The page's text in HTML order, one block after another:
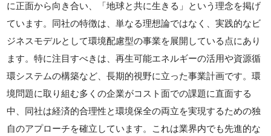
に正面から向き合い、「地球と共に生きる」という理念を掲げ
ています。同社の特徴は、単なる理想論ではなく、実践的なビ
ジネスモデルとして環境配慮型の事業を展開している点にあり
ます。特に注目すべきは、再生可能エネルギーの活用や資源循
環システムの構築など、長期的視野に立った事業計画です。環
境問題に取り組む多くの企業がコスト面での課題に直面する
中、同社は経済的合理性と環境保全の両立を実現するための独
自のアプローチを確立しています。これは業界内でも先進的な